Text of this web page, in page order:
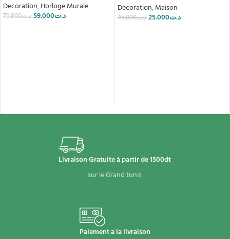
Decoration,Horloge Murale
د.ت79.000 د.ت59.000
Decoration,Maison
د.ت45.000 د.ت25.000
Livraison Gratuite à partir de 1500dt
sur le Grand tunis
Paiement a la livraison